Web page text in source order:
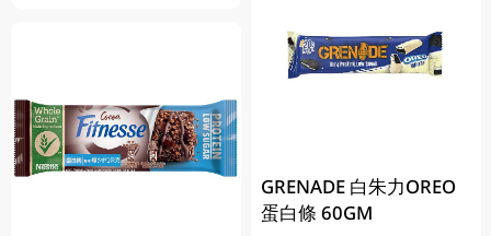
GRENADE 白朱力OREO
蛋白條 60GM